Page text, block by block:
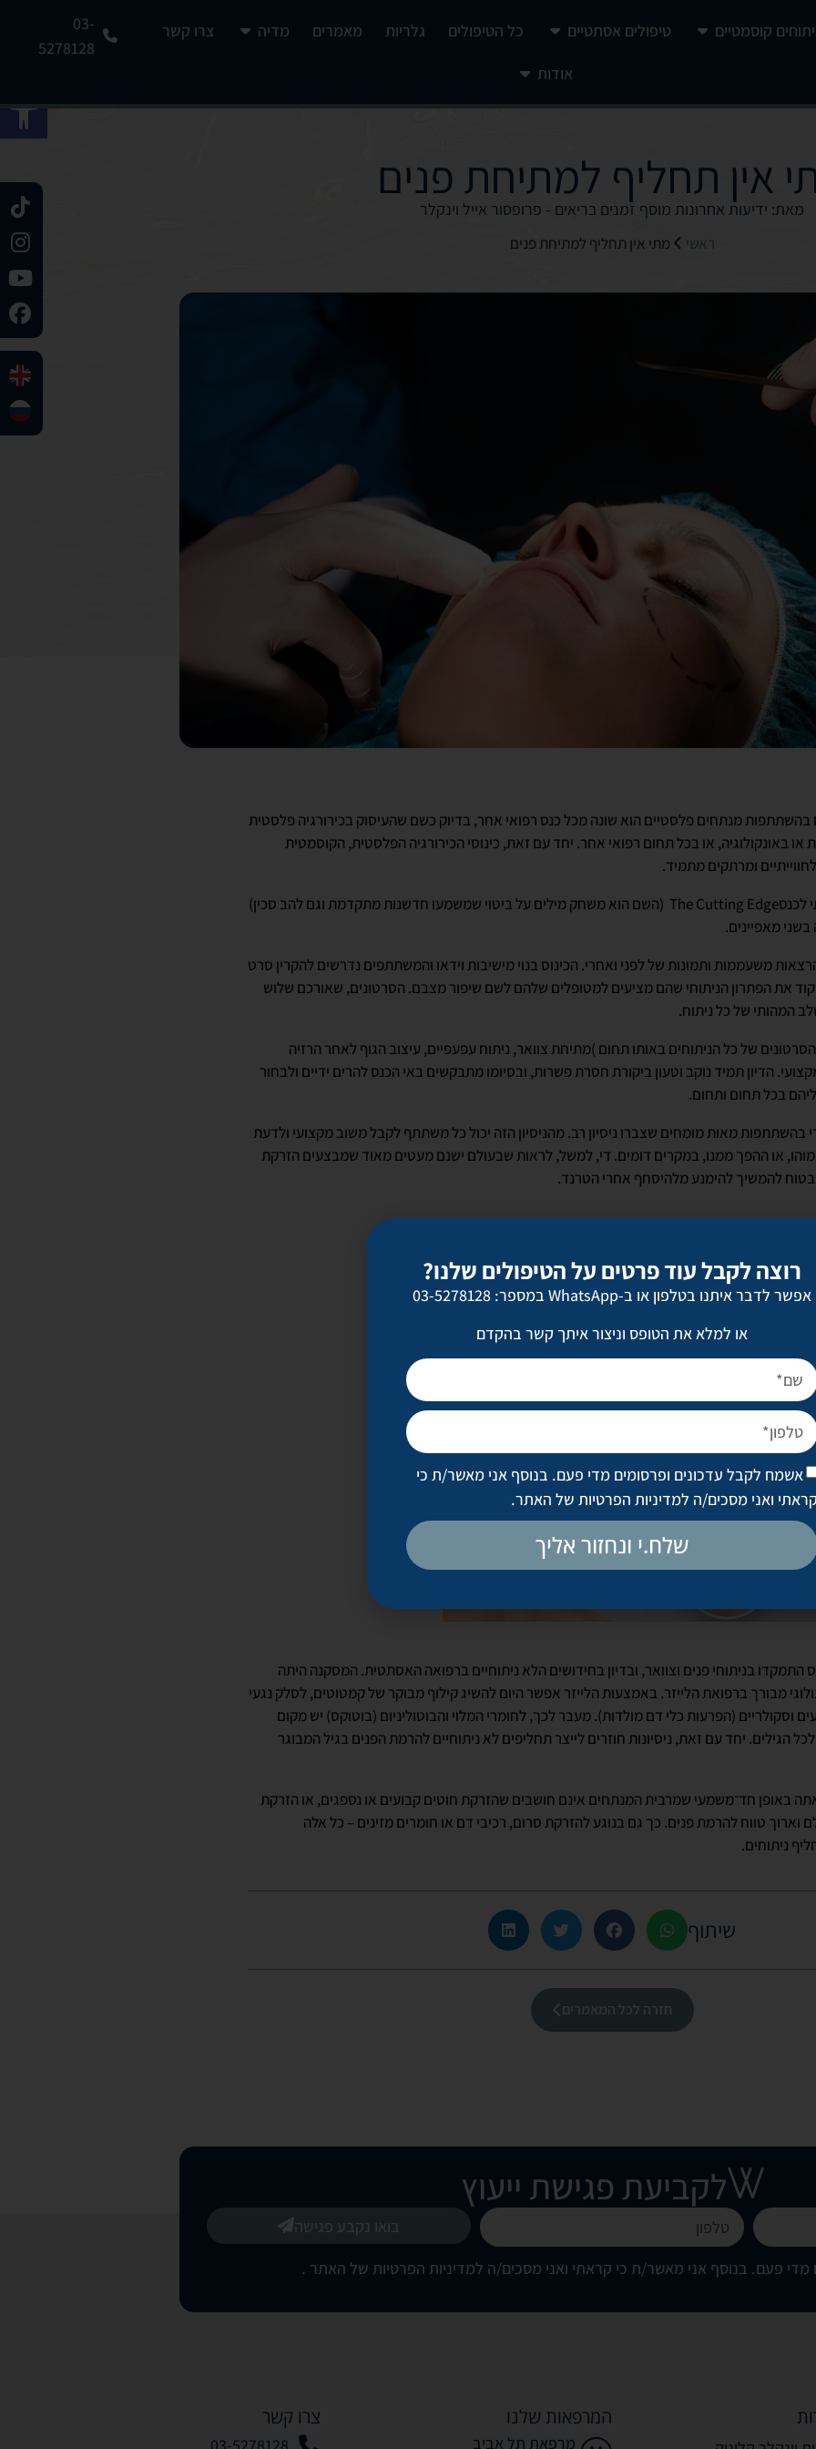
קוסמטיים טיפולים אסתטיים כל הטיפולים גלריות מאמרים מדיה צרו קשר
אודות
03-
5278128
אין תחליף למתיחת פנים
מאת: ידיעות אחרונות מוסף זמנים בריאים - פרופסור אייל וינקלר
ראשי מתי אין תחליף למתיחת פנים
בהשתתפות מנתחים פלסטיים הוא שונה מכל כנס רפואי אחר, בדיוק כשם שהעיסוק בכירורגיה פלסטית
או באונקולוגיה, או בכל תחום רפואי אחר. יחד עם זאת, כינוסי הכירורגיה הפלסטית, הקוסמטית
ומרתקים מתמיד.
כך הרגשתי כששבתי מנסיעתי לכנסThe Cutting Edge (השם הוא משחק מילים על ביטוי שמשמעו חדשנות מתקדמת וגם להב סכין)
בשני מאפיינים.
משעממות ותמונות של לפני ואחרי. הכינוס בנוי מישיבות וידאו והמשתתפים נדרשים להקרין סרט
את הפתרון הניתוחי שהם מציעים למטופלים שלהם לשם שיפור מצבם. הסרטונים, שאורכם שלוש
המהותי של כל ניתוח.
של כל הניתוחים באותו תחום )מתיחת צוואר, ניתוח עפעפיים, עיצוב הגוף לאחר הרזיה
הדיון תמיד נוקב וטעון ביקורת חסרת פשרות, ובסיומו מתבקשים באי הכנס להרים ידיים ולבחור
בכל תחום ותחום.
בהשתתפות מאות מומחים שצברו ניסיון רב. מהניסיון הזה יכול כל משתתף לקבל משוב מקצועי ולדעת
או ההפך ממנו, במקרים דומים. די, למשל, לראות שבעולם ישנם מעטים מאוד שמבצעים הזרקת
בטוח להמשיך להימנע מלהיסחף אחרי הטרנד.
התמקדו בניתוחי פנים וצוואר, ובדיון בחידושים הלא ניתוחיים ברפואה האסתטית. המסקנה היתה
מבורך ברפואת הלייזר. באמצעות הלייזר אפשר היום להשיג קילוף מבוקר של קמטוטים, לסלק נגעי
וסקולריים (הפרעות כלי דם מולדות). מעבר לכך, לחומרי המלוי והבוטוליניום (בוטוקס) יש מקום
הגילים. יחד עם זאת, ניסיונות חוזרים לייצר תחליפים לא ניתוחיים להרמת הפנים בגיל המבוגר
באופן חד־משמעי שמרבית המנתחים אינם חושבים שהזרקת חוטים קבועים או נספגים, או הזרקת
וארוך טווח להרמת פנים. כך גם בנוגע להזרקת סרום, רכיבי דם או חומרים מזינים – כל אלה
ניתוחים.
שיתוף
חזרה לכל המאמרים
לקביעת פגישת ייעוץ
פעם. בנוסף אני מאשר/ת כי קראתי ואני מסכים/ה למדיניות הפרטיות של האתר .
בואו נקבע פגישה
המרפאות שלנו
מרפאת תל אביב
צרו קשר
רוצה לקבל עוד פרטים על הטיפולים שלנו?
אפשר לדבר איתנו בטלפון או ב-WhatsApp במספר: 03-5278128
או למלא את הטופס וניצור איתך קשר בהקדם
אשמח לקבל עדכונים ופרסומים מדי פעם. בנוסף אני מאשר/ת כי
ואני מסכים/ה למדיניות הפרטיות של האתר.
שלח.י ונחזור אליך